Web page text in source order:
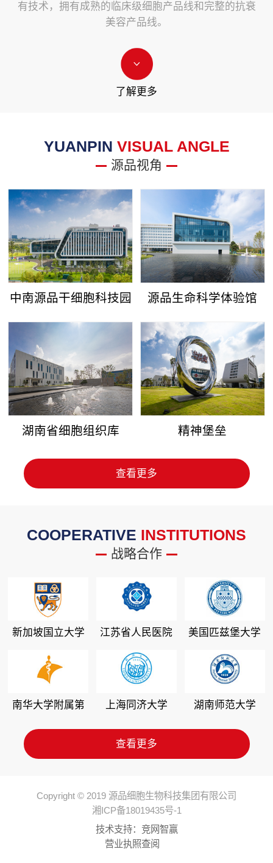
有技术，拥有成熟的临床级细胞产品线和完整的抗衰
美容产品线。
了解更多
YUANPIN VISUAL ANGLE
源品视角
中南源品干细胞科技园 源品生命科学体验馆
湖南省细胞组织库 精神堡垒
查看更多
COOPERATIVE INSTITUTIONS
战略合作
新加坡国立大学 江苏省人民医院 美国匹兹堡大学
南华大学附属第
上海同济大学 湖南师范大学
查看更多
Copyright © 2019 源品细胞生物科技集团有限公司
湘ICP备18019435号-1
技术支持： 竞网智赢
营业执照查阅